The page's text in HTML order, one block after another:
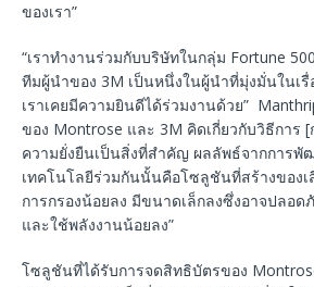
ของเรา”
“เราทำงานร่วมกับบริษัทในกลุ่ม Fortune
ทีมผู้นำของ 3M เป็นหนึ่งในผู้นำที่มุ่งมั่นในเ
เราเคยมีความยินดีได้ร่วมงานด้วย”
ของ Montrose และ 3M คิดเกี่ยวกับวิธีการ [
ความยั่งยืนเป็นสิ่งที่สำคัญ ผลลัพธ์จากการพั
เทคโนโลยีร่วมกันนั้นคือโซลูชันที่สร้างของเ
การกรองน้อยลง มีขนาดเล็กลงซึ่งอาจปลอ
และใช้พลังงานน้อยลง”
โซลูชันที่ได้รับการจดสิทธิบัตรของ